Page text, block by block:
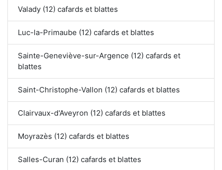
Valady (12) cafards et blattes
Luc-la-Primaube (12) cafards et blattes
Sainte-Geneviève-sur-Argence (12) cafards et
blattes
Saint-Christophe-Vallon (12) cafards et blattes
Clairvaux-d'Aveyron (12) cafards et blattes
Moyrazès (12) cafards et blattes
Salles-Curan (12) cafards et blattes